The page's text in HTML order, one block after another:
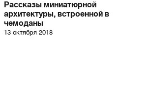
Рассказы миниатюрной
архитектуры, встроенной в
чемоданы
13 октября 2018